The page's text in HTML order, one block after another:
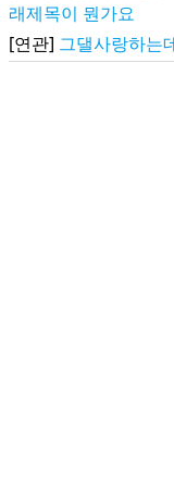
래제목이 뭔가요
[연관] 그댈사랑하는